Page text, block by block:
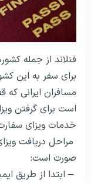
فنلاند از جمله
برای سفر به این
مسافران ایرانی که
است برای گرفتن
خدمات ویزای سفارت
مراحل دریافت
صورت است:
– ابتدا از طریق